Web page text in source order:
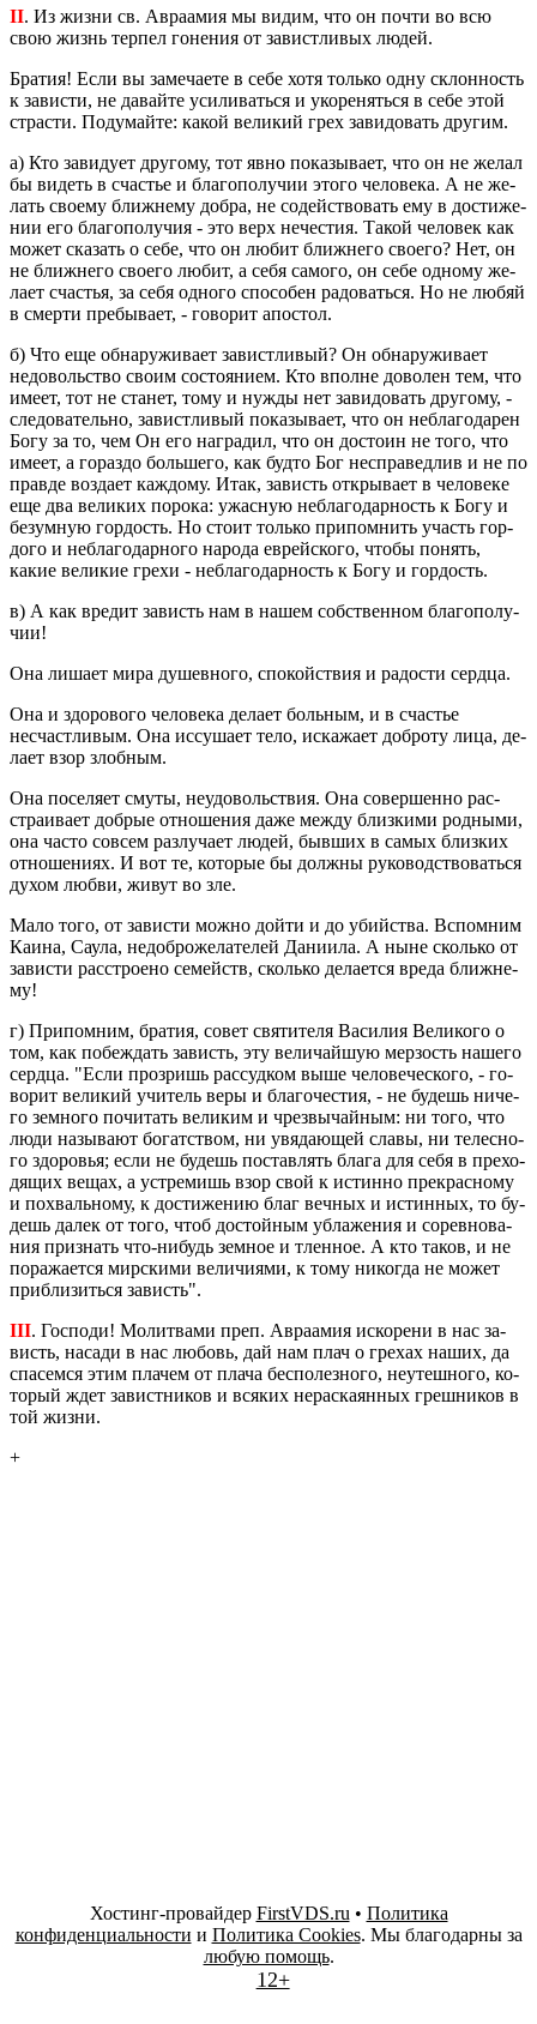
II. Из жизни св. Ав­ра­амия мы видим, что он почти во всю
свою жизнь тер­пел го­не­ния от за­вист­ли­вых людей.
Бра­тия! Если вы за­ме­ча­е­те в себе хотя толь­ко одну склон­ность
к за­ви­сти, не да­вай­те уси­ли­вать­ся и уко­ре­нять­ся в себе этой
стра­сти. По­ду­май­те: какой ве­ли­кий грех за­ви­до­вать дру­гим.
а) Кто за­ви­ду­ет дру­го­му, тот явно по­ка­зы­ва­ет, что он не желал
бы ви­деть в сча­стье и бла­го­по­лу­чии этого че­ло­ве­ка. А не же­
лать сво­е­му ближ­не­му добра, не со­дей­ство­вать ему в до­сти­же­
нии его бла­го­по­лу­чия - это верх нече­стия. Такой че­ло­век как
может ска­зать о себе, что он любит ближ­не­го сво­е­го? Нет, он
не ближ­не­го сво­е­го любит, а себя са­мо­го, он себе од­но­му же­
ла­ет сча­стья, за себя од­но­го спо­со­бен ра­до­вать­ся. Но не любяй
в смер­ти пре­бы­ва­ет, - го­во­рит апо­стол.
б) Что еще об­на­ру­жи­ва­ет за­вист­ли­вый? Он об­на­ру­жи­ва­ет
недо­воль­ство своим со­сто­я­ни­ем. Кто вполне до­во­лен тем, что
имеет, тот не ста­нет, тому и нужды нет за­ви­до­вать дру­го­му, -
сле­до­ва­тель­но, за­вист­ли­вый по­ка­зы­ва­ет, что он небла­го­да­рен
Богу за то, чем Он его на­гра­дил, что он до­сто­ин не того, что
имеет, а го­раз­до боль­ше­го, как будто Бог неспра­вед­лив и не по
прав­де воз­да­ет каж­до­му. Итак, за­висть от­кры­ва­ет в че­ло­ве­ке
еще два ве­ли­ких по­ро­ка: ужас­ную небла­го­дар­ность к Богу и
безум­ную гор­дость. Но стоит толь­ко при­пом­нить участь гор­
до­го и небла­го­дар­но­го на­ро­да ев­рей­ско­го, чтобы по­нять,
какие ве­ли­кие грехи - небла­го­дар­ность к Богу и гор­дость.
в) А как вре­дит за­висть нам в нашем соб­ствен­ном бла­го­по­лу­
чии!
Она ли­ша­ет мира ду­шев­но­го, спо­кой­ствия и ра­до­сти серд­ца.
Она и здо­ро­во­го че­ло­ве­ка де­ла­ет боль­ным, и в сча­стье
несчаст­ли­вым. Она ис­су­ша­ет тело, ис­ка­жа­ет доб­ро­ту лица, де­
ла­ет взор злоб­ным.
Она по­се­ля­ет смуты, неудо­воль­ствия. Она со­вер­шен­но рас­
стра­и­ва­ет доб­рые от­но­ше­ния даже между близ­ки­ми род­ны­ми,
она часто со­всем раз­лу­ча­ет людей, быв­ших в самых близ­ких
от­но­ше­ни­ях. И вот те, ко­то­рые бы долж­ны ру­ко­вод­ство­вать­ся
духом любви, живут во зле.
Мало того, от за­ви­сти можно дойти и до убий­ства. Вспом­ним
Каина, Саула, недоб­ро­же­ла­те­лей Да­ни­и­ла. А ныне сколь­ко от
за­ви­сти рас­стро­е­но се­мейств, сколь­ко де­ла­ет­ся вреда ближ­не­
му!
г) При­пом­ним, бра­тия, совет свя­ти­те­ля Ва­си­лия Ве­ли­ко­го о
том, как по­беж­дать за­висть, эту ве­ли­чай­шую мер­зость на­ше­го
серд­ца. "Если про­зришь рас­суд­ком выше че­ло­ве­че­ско­го, - го­
во­рит ве­ли­кий учи­тель веры и бла­го­че­стия, - не бу­дешь ни­че­
го зем­но­го по­чи­тать ве­ли­ким и чрез­вы­чай­ным: ни того, что
люди на­зы­ва­ют бо­гат­ством, ни увя­да­ю­щей славы, ни те­лес­но­
го здо­ро­вья; если не бу­дешь по­став­лять блага для себя в пре­хо­
дя­щих вещах, а устре­мишь взор свой к ис­тин­но пре­крас­но­му
и по­хваль­но­му, к до­сти­же­нию благ веч­ных и ис­тин­ных, то бу­
дешь далек от того, чтоб до­стой­ным убла­же­ния и со­рев­но­ва­
ния при­знать что-ни­будь зем­ное и тлен­ное. А кто таков, и не
по­ра­жа­ет­ся мир­ски­ми ве­ли­чи­я­ми, к тому ни­ко­гда не может
при­бли­зить­ся за­висть".
III. Гос­по­ди! Мо­лит­ва­ми преп. Ав­ра­амия ис­ко­ре­ни в нас за­
висть, на­са­ди в нас лю­бовь, дай нам плач о гре­хах наших, да
спа­сем­ся этим пла­чем от плача бес­по­лез­но­го, неутеш­но­го, ко­
то­рый ждет за­вист­ни­ков и вся­ких нерас­ка­ян­ных греш­ни­ков в
той жизни.
+
Хостинг-провайдер FirstVDS.ru • Политика
конфиденциальности и Политика Cookies. Мы благодарны за
любую помощь.
12+